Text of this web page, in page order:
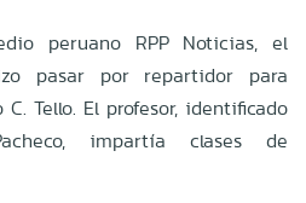
peruano RPP Noticias, el
pasar por repartidor para
Tello. El profesor, identificado
impartía clases de